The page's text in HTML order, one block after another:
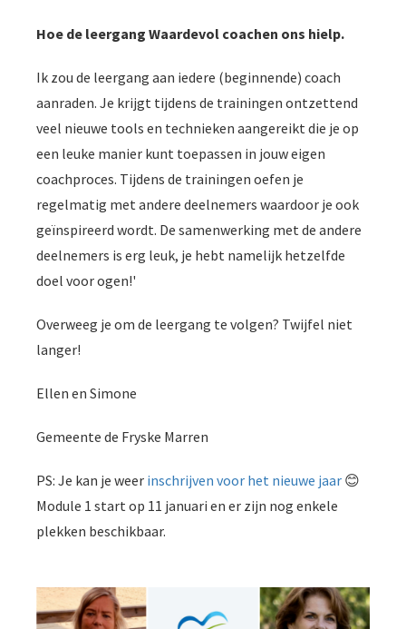
Hoe de leergang Waardevol coachen ons hielp.
Ik zou de leergang aan iedere (beginnende) coach
aanraden. Je krijgt tijdens de trainingen ontzettend
veel nieuwe tools en technieken aangereikt die je op
een leuke manier kunt toepassen in jouw eigen
coachproces. Tijdens de trainingen oefen je
regelmatig met andere deelnemers waardoor je ook
geïnspireerd wordt. De samenwerking met de andere
deelnemers is erg leuk, je hebt namelijk hetzelfde
doel voor ogen!'
Overweeg je om de leergang te volgen? Twijfel niet
langer!
Ellen en Simone
Gemeente de Fryske Marren
PS: Je kan je weer inschrijven voor het nieuwe jaar 😊
Module 1 start op 11 januari en er zijn nog enkele
plekken beschikbaar.